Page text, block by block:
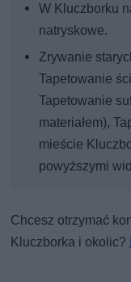
W Kluczborku
natryskowe.
Zrywanie
Tapetowanie
Tapetowanie
materiałem),
mieście
powyższymi
Chcesz otrzymać
Kluczborka i okolic?